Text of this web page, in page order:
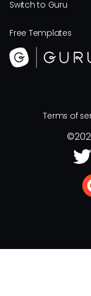
Switch to Guru
Free Templates
Terms of
©